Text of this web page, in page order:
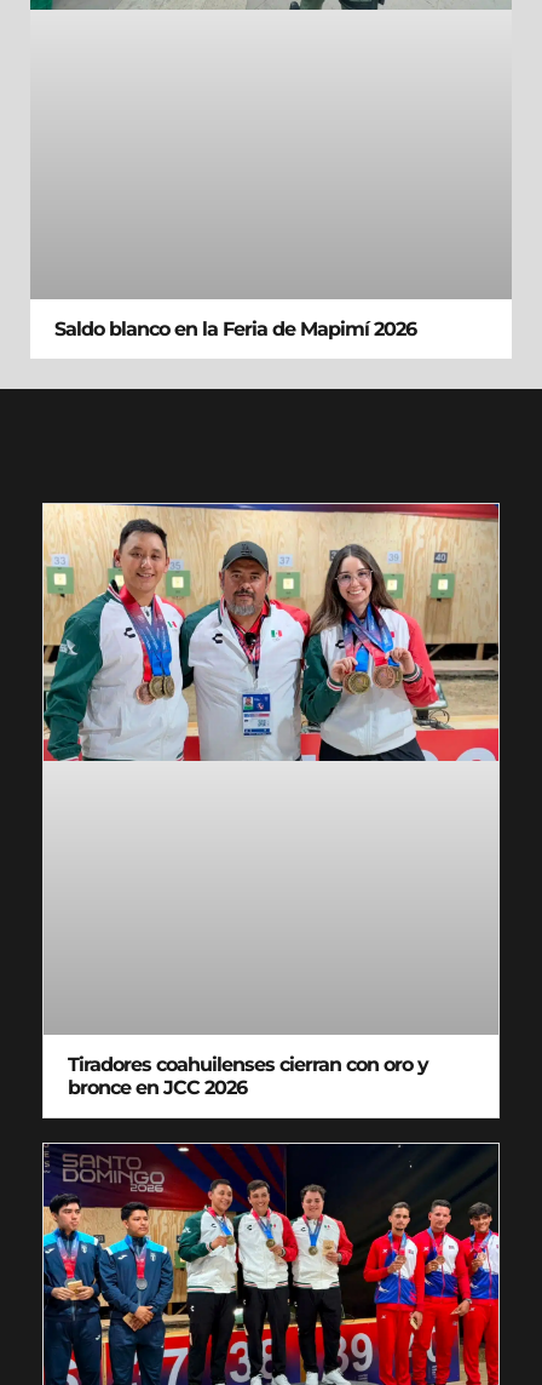
Saldo blanco en la Feria de Mapimí 2026
Tiradores coahuilenses cierran con oro y
bronce en JCC 2026